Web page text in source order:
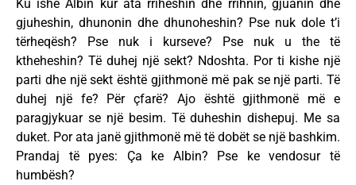
Ku ishe Albin kur ata rriheshin dhe rrihnin, gjuanin dhe
gjuheshin, dhunonin dhe dhunoheshin? Pse nuk dole t’i
tërheqësh? Pse nuk i kurseve? Pse nuk u the të
ktheheshin? Të duhej një sekt? Ndoshta. Por ti kishe një
parti dhe një sekt është gjithmonë më pak se një parti. Të
duhej një fe? Për çfarë? Ajo është gjithmonë më e
paragjykuar se një besim. Të duheshin dishepuj. Me sa
duket. Por ata janë gjithmonë më të dobët se një bashkim.
Prandaj të pyes: Ça ke Albin? Pse ke vendosur të
humbësh?